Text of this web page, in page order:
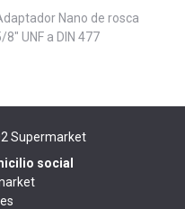
Nano de rosca
8" UNF a DIN 477
Supermarket
social